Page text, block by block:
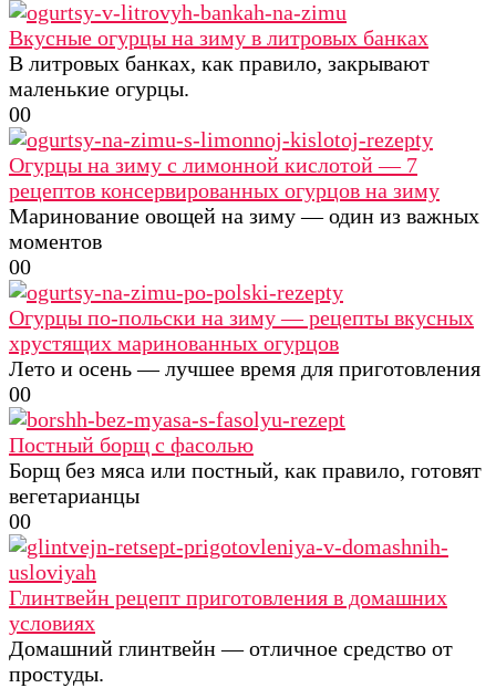
Вкусные огурцы на зиму в литровых банках
В литровых банках, как правило, закрывают
маленькие огурцы.
00
Огурцы на зиму с лимонной кислотой — 7
рецептов консервированных огурцов на зиму
Маринование овощей на зиму — один из важных
моментов
00
Огурцы по-польски на зиму — рецепты вкусных
хрустящих маринованных огурцов
Лето и осень — лучшее время для приготовления
00
Постный борщ с фасолью
Борщ без мяса или постный, как правило, готовят
вегетарианцы
00
Глинтвейн рецепт приготовления в домашних
условиях
Домашний глинтвейн — отличное средство от
простуды.